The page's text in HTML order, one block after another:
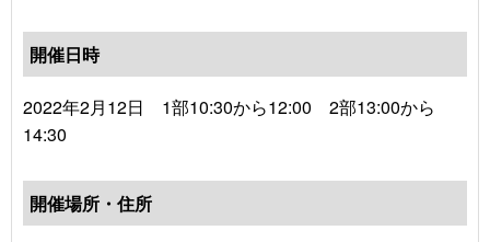
開催日時
2022年2月12日 1部10:30から12:00 2部13:00から
14:30
開催場所・住所